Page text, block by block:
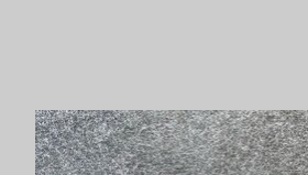
Items van productcarrousel